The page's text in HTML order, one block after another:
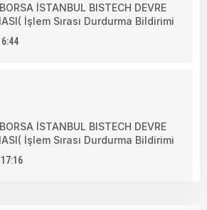
İSTANBUL BISTECH DEVRE
İşlem Sırası Durdurma Bildirimi
İSTANBUL BISTECH DEVRE
İşlem Sırası Durdurma Bildirimi